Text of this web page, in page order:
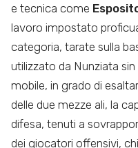
e tecnica come
lavoro impostato
categoria, tarate sulla
utilizzato da Nunziata sin
mobile, in grado di
delle due mezze ali, la
difesa, tenuti a
dei giocatori offensivi,